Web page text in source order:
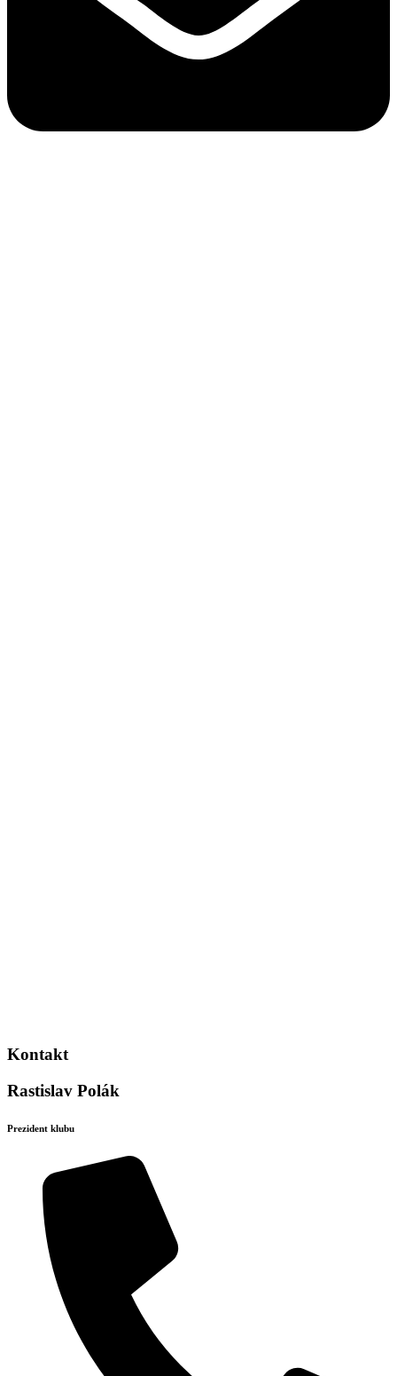
Kontakt
Rastislav Polák
Prezident klubu